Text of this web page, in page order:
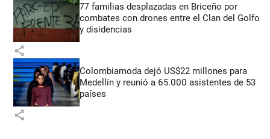
77 familias desplazadas en Briceño por
combates con drones entre el Clan del Golfo
y disidencias
share
Colombiamoda dejó US$22 millones para
Medellín y reunió a 65.000 asistentes de 53
países
share